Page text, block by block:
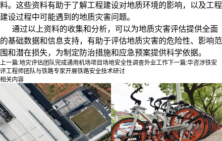
料。这些资料有助于了解工程建设对地质环境的影响，以及工程
建设过程中可能遇到的地质灾害问题。
通过以上资料的收集和分析，可以为地质灾害评估提供全面
的基础数据和信息支持，有助于评估地质灾害的危险性、影响范
围和潜在损失，为制定防治措施和应急预案提供科学依据。
上一篇:地灾评估团队完成通用机场项目场地安全性调查外业工作下一篇:华咨涉铁安
评工程师团队与铁路专家开展铁路安全技术研讨
相关内容